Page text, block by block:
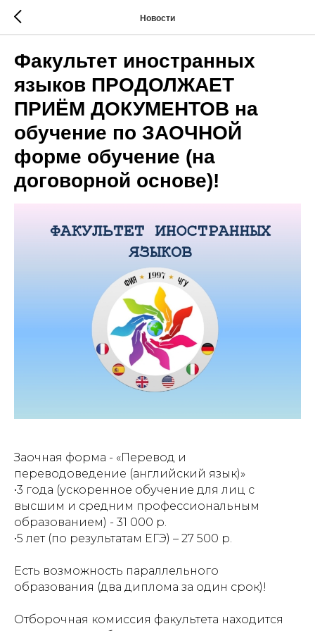
Новости
Факультет иностранных
языков ПРОДОЛЖАЕТ
ПРИЁМ ДОКУМЕНТОВ на
обучение по ЗАОЧНОЙ
форме обучение (на
договорной основе)!
Заочная форма - «Перевод и
переводоведение (английский язык)»
•3 года (ускоренное обучение для лиц с
высшим и средним профессиональным
образованием) - 31 000 р.
•5 лет (по результатам ЕГЭ) – 27 500 р.
Есть возможность параллельного
образования (два диплома за один срок)!
Отборочная комиссия факультета находится